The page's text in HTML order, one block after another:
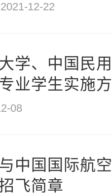
2021-12-22
学、中国民
业学生实施
08
中国国际航
飞简章